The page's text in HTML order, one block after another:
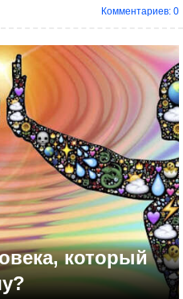
Комментариев: 0
который